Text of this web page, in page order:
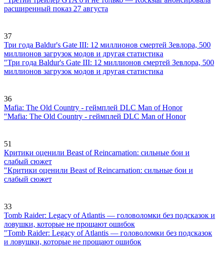
расширенный показ 27 августа
37
Три года Baldur's Gate III: 12 миллионов смертей Зевлора, 500
миллионов загрузок модов и другая статистика
"Три года Baldur's Gate III: 12 миллионов смертей Зевлора, 500
миллионов загрузок модов и другая статистика
36
Mafia: The Old Country - геймплей DLC Man of Honor
"Mafia: The Old Country - геймплей DLC Man of Honor
51
Критики оценили Beast of Reincarnation: сильные бои и
слабый сюжет
"Критики оценили Beast of Reincarnation: сильные бои и
слабый сюжет
33
Tomb Raider: Legacy of Atlantis — головоломки без подсказок и
ловушки, которые не прощают ошибок
"Tomb Raider: Legacy of Atlantis — головоломки без подсказок
и ловушки, которые не прощают ошибок